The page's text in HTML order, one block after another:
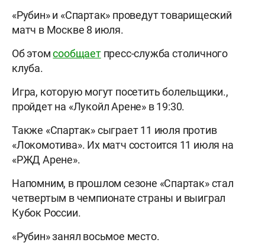
«Рубин» и «Спартак» проведут товарищеский
матч в Москве 8 июля.
Об этомсообщаетпресс-служба столичного
клуба.
Игра, которую могут посетить болельщики.,
пройдет на «Лукойл Арене» в 19:30.
Также «Спартак» сыграет 11 июля против
«Локомотива». Их матч состоится 11 июля на
«РЖД Арене».
Напомним, в прошлом сезоне «Спартак» стал
четвертым в чемпионате страны и выиграл
Кубок России.
«Рубин» занял восьмое место.